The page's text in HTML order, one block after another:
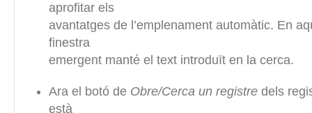
aprofitar els
avantatges de l’emplenament automàtic. En
finestra
emergent manté el text introduït en la cerca.
Ara el botó de Obre/Cerca un registre dels
està